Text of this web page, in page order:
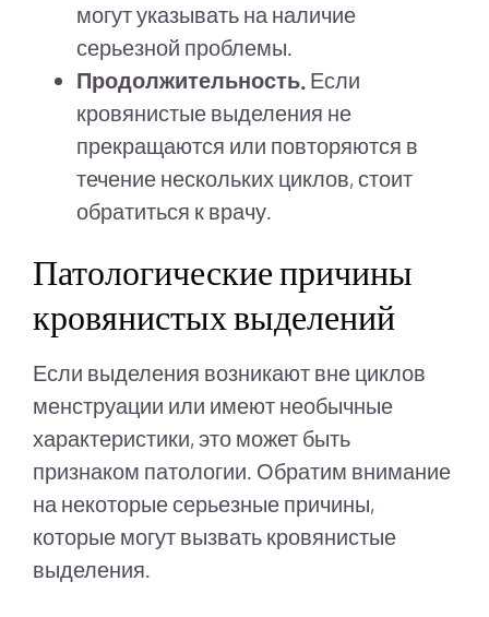
могут указывать на наличие
серьезной проблемы.
Продолжительность. Если
кровянистые выделения не
прекращаются или повторяются в
течение нескольких циклов, стоит
обратиться к врачу.
Патологические причины
кровянистых выделений
Если выделения возникают вне циклов
менструации или имеют необычные
характеристики, это может быть
признаком патологии. Обратим внимание
на некоторые серьезные причины,
которые могут вызвать кровянистые
выделения.